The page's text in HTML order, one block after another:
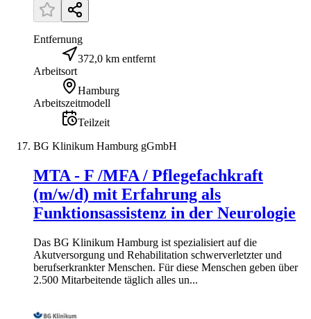
Entfernung
372,0 km entfernt
Arbeitsort
Hamburg
Arbeitszeitmodell
Teilzeit
BG Klinikum Hamburg gGmbH
MTA - F /MFA / Pflegefachkraft
(m/w/d) mit Erfahrung als
Funktionsassistenz in der Neurologie
Das BG Klinikum Hamburg ist spezialisiert auf die
Akutversorgung und Rehabilitation schwerverletzter und
berufserkrankter Menschen. Für diese Menschen geben über
2.500 Mitarbeitende täglich alles un...